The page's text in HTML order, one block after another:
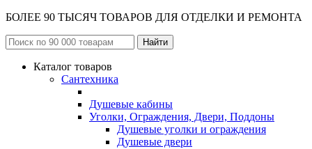
БОЛЕЕ 90 ТЫСЯЧ ТОВАРОВ ДЛЯ ОТДЕЛКИ И РЕМОНТА
Каталог товаров
Сантехника
Душевые кабины
Уголки, Ограждения, Двери, Поддоны
Душевые уголки и ограждения
Душевые двери